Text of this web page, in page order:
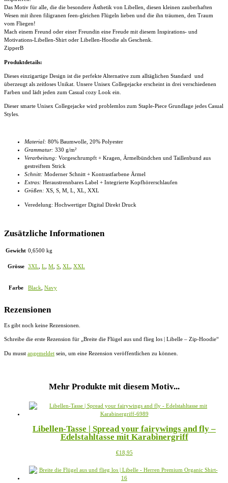
Das Motiv für alle, die die besondere Ästhetik von Libellen, diesen kleinen zauberhaften
Wesen mit ihren filigranen feen-gleichen Flügeln lieben und die ihn träumen, den Traum
vom Fliegen!
Mach einem Freund oder einer Freundin eine Freude mit diesem Inspirations- und
Motivations-Libellen-Shirt oder Libellen-Hoodie als Geschenk.
ZipperB
Produktdetails:
Dieses einzigartige Design ist die perfekte Alternative zum alltäglichen Standard und
überzeugt als zeitloses Unikat. Unsere Unisex Collegejacke erscheint in drei verschiedenen
Farben und lädt jeden zum Casual cozy Look ein.
Dieser smarte Unisex Collegejacke wird problemlos zum Staple-Piece Grundlage jedes Casual
Styles.
Material: 80% Baumwolle, 20% Polyester
Grammatur: 330 g/m²
Verarbeitung: Vorgeschrumpft + Kragen, Ärmelbündchen und Taillenbund aus
gestreiftem Strick
Schnitt: Moderner Schnitt + Kontrastfarbene Ärmel
Extras: Heraustrennbares Label + Integrierte Kopfhörerschlaufen
Größen: XS, S, M, L, XL, XXL
Veredelung: Hochwertiger Digital Direkt Druck
Zusätzliche Informationen
Gewicht 0,6500 kg
Grösse 3XL L M S XL XXL
Farbe Black Navy
Rezensionen
Es gibt noch keine Rezensionen.
Schreibe die erste Rezension für „Breite die Flügel aus und flieg los | Libelle – Zip-Hoodie“
Du musst angemeldet sein, um eine Rezension veröffentlichen zu können.
Mehr Produkte mit diesem Motiv...
Libellen-Tasse | Spread your fairywings and fly –
Edelstahltasse mit Karabinergriff
€18,95Dieses
weist